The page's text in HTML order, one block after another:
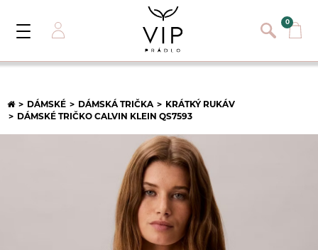
Přihlásit se
Registrace nového zákazníka
Zapomněli jste heslo ?
0
Toggle
DÁMSKÉ DÁMSKÁ TRIČKA
KRÁTKÝ RUKÁV
DÁMSKÉ TRIČKO CALVIN KLEIN QS7593